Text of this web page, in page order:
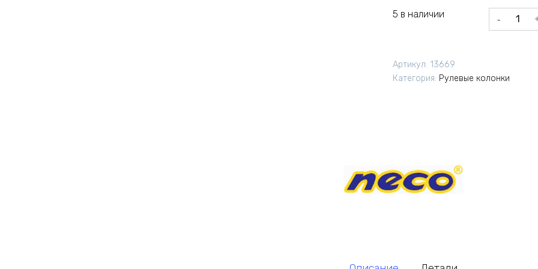
5 в наличии
Количество
товара
Артикул: 13669
Категория: Рулевые колонки